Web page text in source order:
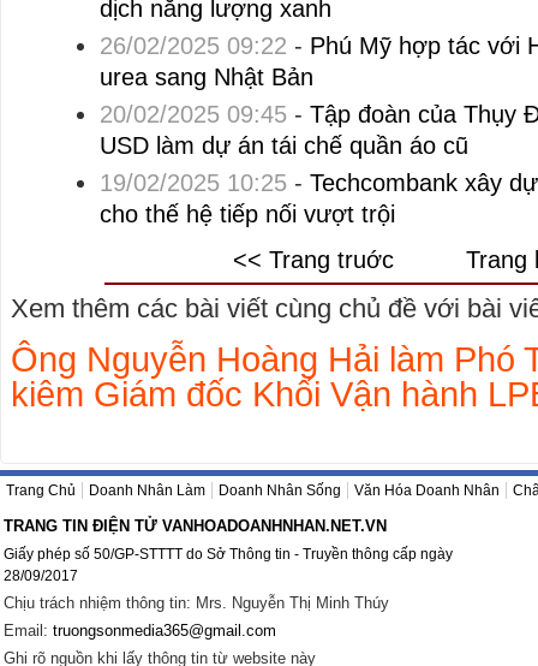
dịch năng lượng xanh
26/02/2025 09:22 - Phú Mỹ hợp tác với
urea sang Nhật Bản
20/02/2025 09:45- Tập đoàn của Thụy
USD làm dự án tái chế quần áo cũ
19/02/2025 10:25- Techcombank xây
cho thế hệ tiếp nối vượt trội
<< Trang truớc
Trang
Xem thêm các bài viết cùng chủ đề với bài
Ông Nguyễn Hoàng Hải làm Phó
kiêm Giám đốc Khối Vận hành
Trang Chủ Doanh Nhân Làm Doanh Nhân Sống Văn Hóa Doanh Nhân
TRANG TIN ĐIỆN TỬ VANHOADOANHNHAN.NET.VN
Giấy phép số 50/GP-STTTT do Sở Thông tin - Truyền thông cấp ngày
28/09/2017
Chịu trách nhiệm thông tin: Mrs. Nguyễn Thị Minh Thúy
Email: truongsonmedia365@gmail.com
Ghi rõ nguồn khi lấy thông tin từ website này